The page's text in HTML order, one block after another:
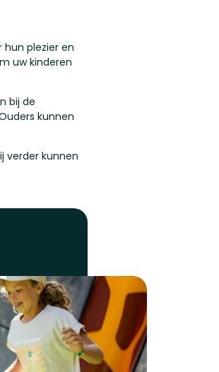
hun plezier en
uw kinderen
bij de
kunnen
verder kunnen